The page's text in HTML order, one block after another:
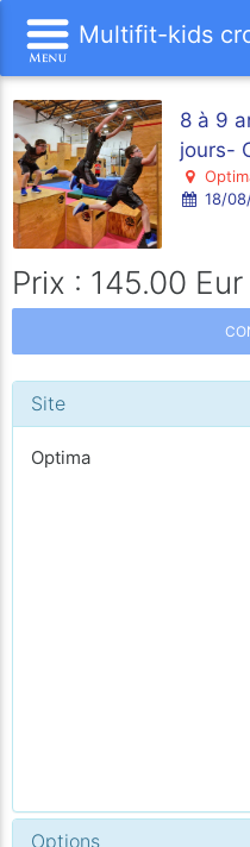
Multifit-kids
8 à 9
jours-
18/
Prix : 145.00 Eur
Site
Optima
Options